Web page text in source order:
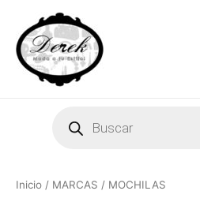
contenido
Inicio / MARCAS / MOCHILAS